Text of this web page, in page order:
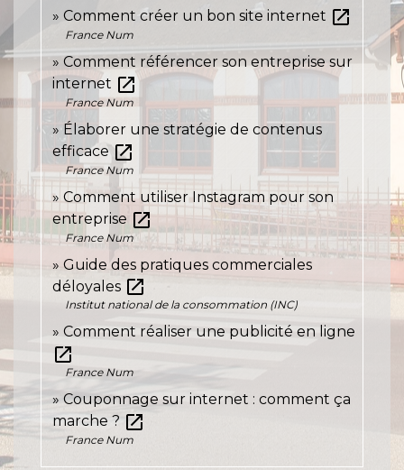
Comment créer un bon site internet open_in_new
France Num
Comment référencer son entreprise sur
internet open_in_new
France Num
Élaborer une stratégie de contenus
efficaceopen_in_new
France Num
Comment utiliser Instagram pour son
entreprise open_in_new
France Num
Guide des pratiques commerciales
déloyales open_in_new
Institut national de la consommation (INC)
Comment réaliser une publicité en ligne
open_in_new
France Num
Couponnage sur internet : comment ça
marche ? open_in_new
France Num